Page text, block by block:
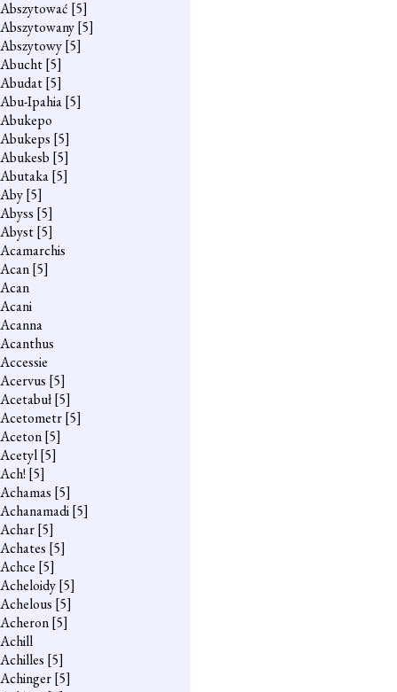
Abszytować [5]
Abszytowany[5]
Abszytowy[5]
Abucht[5]
Abudat[5]
Abu-Ipahia[5]
Abukepo
Abukeps [5]
Abukesb [5]
Abutaka[5]
Aby[5]
Abyss [5]
Abyst[5]
Acamarchis
Acan[5]
Acan
Acani
Acanna
Acanthus
Accessie
Acervus [5]
Acetabuł[5]
Acetometr[5]
Aceton[5]
Acetyl[5]
Ach! [5]
Achamas [5]
Achanamadi[5]
Achar[5]
Achates [5]
Achce [5]
Acheloidy[5]
Achelous [5]
Acheron[5]
Achill
Achilles [5]
Achinger[5]